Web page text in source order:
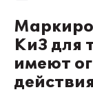
КиЗ для
имеют
действия